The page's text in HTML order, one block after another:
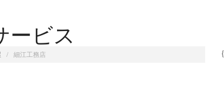
ービス
/ 細江工務店